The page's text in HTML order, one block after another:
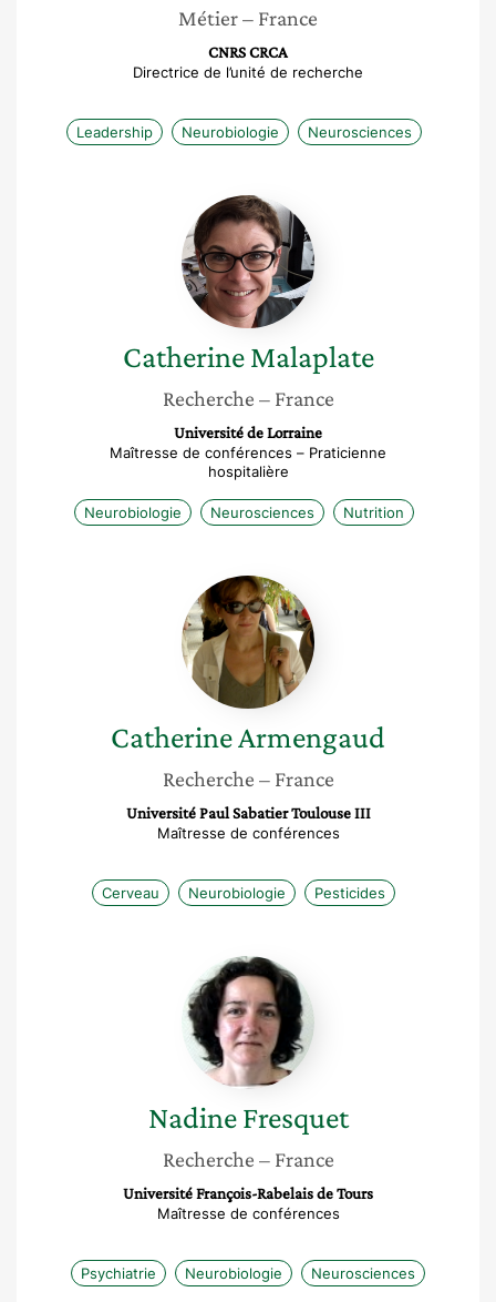
Métier– France
CNRS CRCA
Directrice de l’unité de recherche
Leadership Neurobiologie Neurosciences
Catherine
Malaplate
Catherine Malaplate
Recherche – France
Université de Lorraine
Maîtresse de conférences – Praticienne
hospitalière
Neurobiologie Neurosciences Nutrition
Catherine
Armengaud
CatherineArmengaud
Recherche – France
Université Paul Sabatier Toulouse III
Maîtresse de conférences
Cerveau Neurobiologie Pesticides
Nadine
Fresquet
Nadine Fresquet
Recherche – France
Université François-Rabelais de Tours
Maîtresse de conférences
Psychiatrie Neurobiologie Neurosciences